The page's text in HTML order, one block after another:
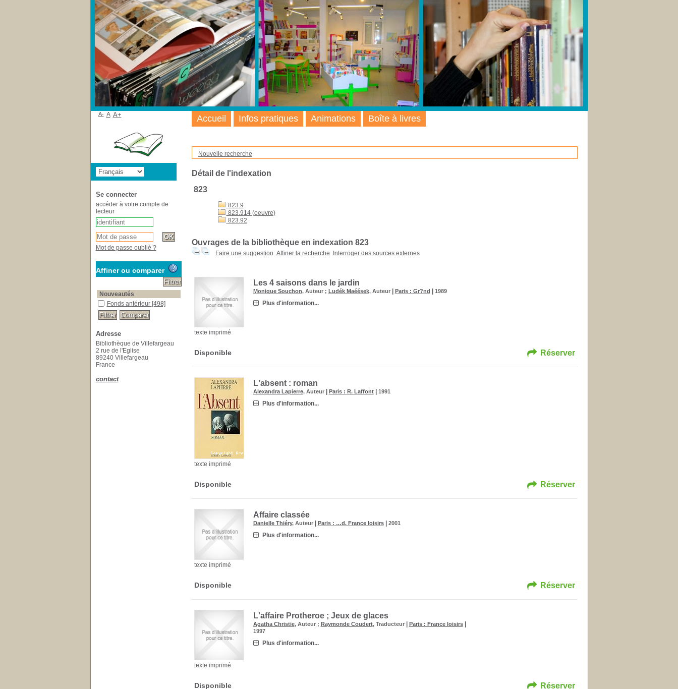
Nouvelle recherche
Détail de l'indexation
823
823.9
823.914 (oeuvre)
823.92
Ouvrages de la bibliothèque en indexation 823
Faire une suggestion Affiner la recherche Interroger des sources externes
texte imprimé
Les 4 saisons dans le jardin
Monique Souchon, Auteur ; Ludék Maéések, Auteur Paris : Gr?nd 1989
Plus d'information...
Réserver
Disponible
texte imprimé
L'absent : roman
Alexandra Lapierre, Auteur Paris : R. Laffont| 1991
Plus d'information...
Réserver
Disponible
texte imprimé
Affaire classée
Danielle Thiéry, Auteur Paris : …d. France loisirs| 2001
Plus d'information...
Réserver
Disponible
texte imprimé
L'affaire Protheroe ; Jeux de glaces
Agatha Christie, Auteur ; Raymonde Coudert, Traducteur | Paris : France loisirs|
1997
Plus d'information...
Réserver
Disponible
Accueil Infos pratiques Animations Boîte à livres
A- A A+
Se connecter
accéder à votre compte de
lecteur
Mot de passe oublié ?
Affiner ou comparer
Nouveautés
Fonds antérieur [498]
Adresse
Bibliothèque de Villefargeau
2 rue de l'Eglise
89240 Villefargeau
France
contact